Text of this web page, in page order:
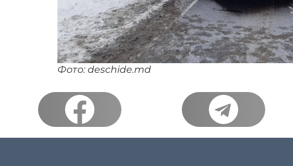
Фото: deschide.md